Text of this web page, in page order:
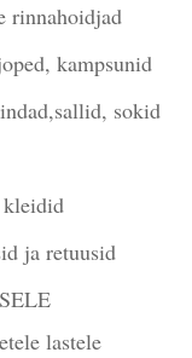
rinnahoidjad
kampsunid
sokid
kleidid
ja retuusid
lastele